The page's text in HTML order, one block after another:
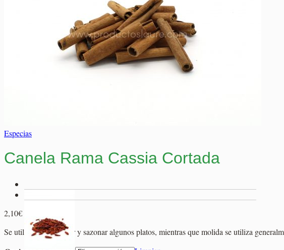
No hay productos en el carrito.
Elaborados Cárnicos
Salsas y Siropes
Especias
Canela Rama Cassia Cortada
2,10€
de
precios:
Se utiliza para adornar y sazonar algunos platos, mientras que molida se utiliza